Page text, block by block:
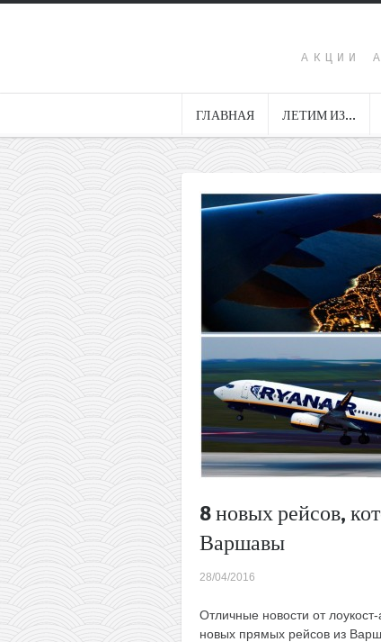
АКЦИИ
ГЛАВНАЯ ЛЕТИМ ИЗ…
8 новых рейсов,
Варшавы
28/04/2016
Отличные новости от
новых прямых рейсов из